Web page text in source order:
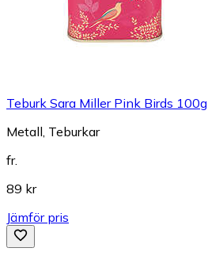
Teburk Sara Miller Pink Birds 100g
Metall, Teburkar
fr.
89 kr
Jämför pris